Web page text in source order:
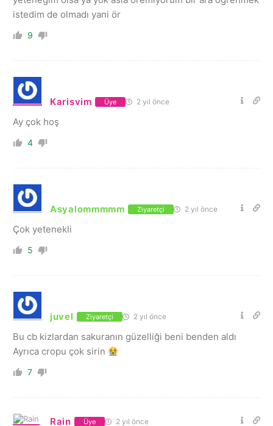
istedim de olmadı yani ör
9
Karisvim Üye 2 yıl önce
Ay çok hoş
4
Asyalommmmm Ziyaretçi 2 yıl önce
Çok yetenekli
5
juvel Ziyaretçi 2 yıl önce
Bu cb kizlardan sakuranın güzelliği beni benden aldı
Ayrıca cropu çok sirin
7
Rain Üye 2 yıl önce